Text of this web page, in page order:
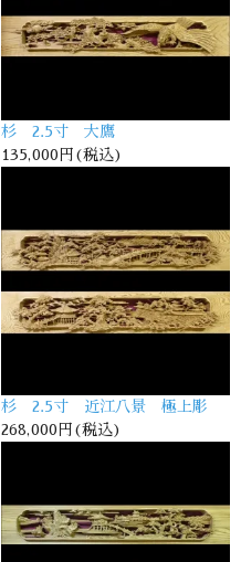
杉 2.5寸 大鷹
135,000円(税込)
杉 2.5寸 近江八景 極上彫
268,000円(税込)